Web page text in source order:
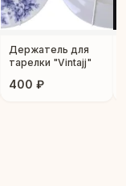
Держатель для
тарелки "Vintajj"
400 ₽